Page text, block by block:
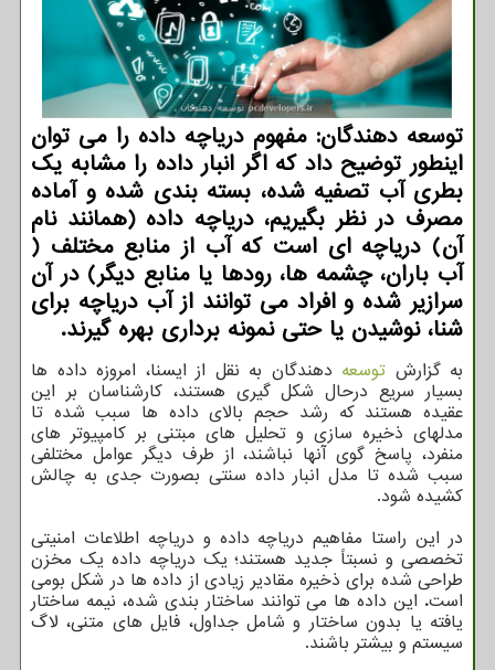
توسعه دهندگان: مفهوم دریاچه داده را می توان
اینطور توضیح داد که اگر انبار داده را مشابه یک
بطری آب تصفیه شده، بسته بندی شده و آماده
مصرف در نظر بگیریم، دریاچه داده (همانند نام
آن) دریاچه ای است که آب از منابع مختلف (
آب باران، چشمه ها، رودها یا منابع دیگر) در آن
سرازیر شده و افراد می توانند از آب دریاچه برای
شنا، ‌نوشیدن یا حتی نمونه برداری بهره گیرند.
به گزارش توسعه دهندگان به نقل از ایسنا، امروزه داده ها
بسیار سریع درحال شکل گیری هستند، کارشناسان بر این
عقیده هستند که رشد حجم بالای داده ها سبب شده تا
مدلهای ذخیره سازی و تحلیل های مبتنی بر کامپیوتر های
منفرد، پاسخ گوی آنها نباشند، از طرف دیگر عوامل مختلفی
سبب شده تا مدل انبار داده سنتی بصورت جدی به چالش
کشیده شود.
در این راستا مفاهیم دریاچه داده و دریاچه اطلاعات امنیتی
تخصصی و نسبتاً جدید هستند؛ یک دریاچه داده یک مخزن
طراحی شده برای ذخیره مقادیر زیادی از داده ها در شکل بومی
است. این داده ها می توانند ساختار بندی شده، نیمه ساختار
یافته یا بدون ساختار و شامل جداول، فایل های متنی، لاگ
سیستم و بیشتر باشند.